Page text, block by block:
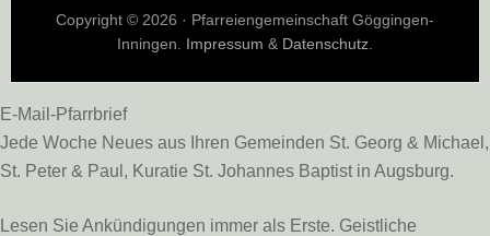
Copyright © 2026 · Pfarreiengemeinschaft Göggingen-
Inningen. Impressum & Datenschutz.
E-Mail-Pfarrbrief
Jede Woche Neues aus Ihren Gemeinden St. Georg & Michael,
St. Peter & Paul, Kuratie St. Johannes Baptist in Augsburg.
Lesen Sie Ankündigungen immer als Erste. Geistliche